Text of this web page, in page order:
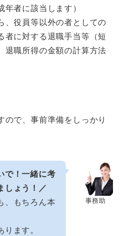
者に該当します）
、役員等以外の者としての
者に対する退職手当等（短
退職所得の金額の計算方法
ので、事前準備をしっかり
事務助
で！一緒に考
しょう！／
、もちろん本
ます。